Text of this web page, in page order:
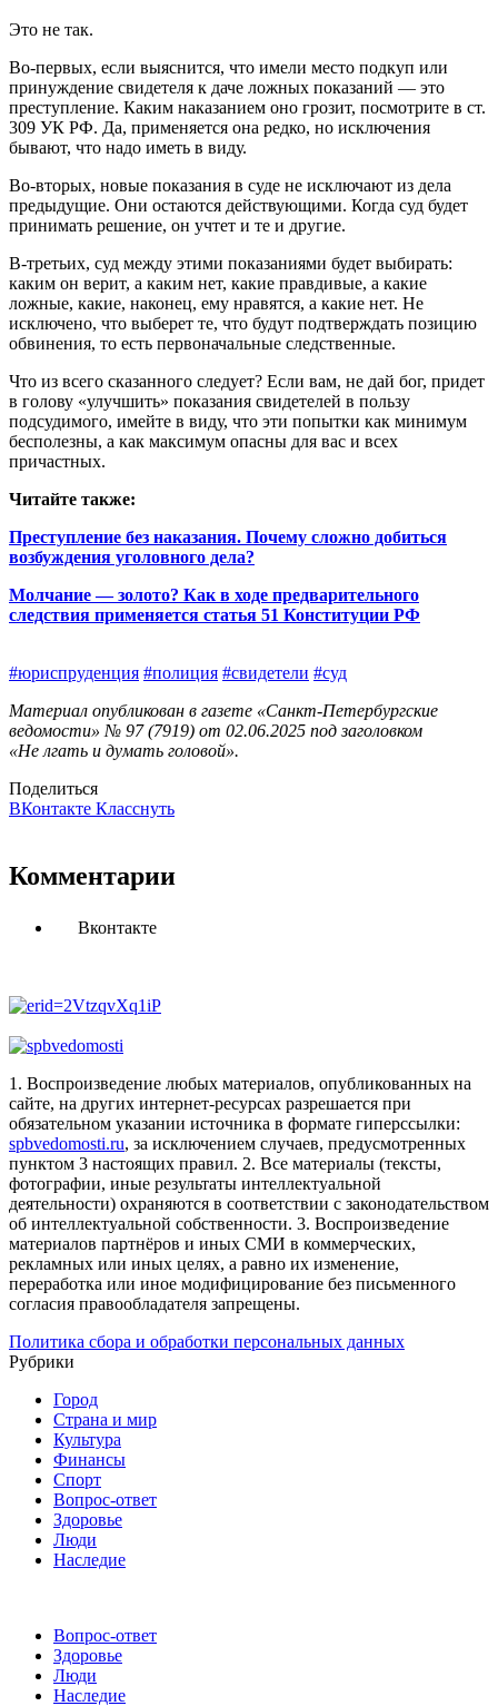
Это не так.
Во-первых, если выяснится, что имели место подкуп или
принуждение свидетеля к даче ложных показаний — это
преступление. Каким наказанием оно грозит, посмот­рите в ст.
309 УК РФ. Да, применяется она редко, но исключения
бывают, что надо иметь в виду.
Во-вторых, новые показания в суде не исключают из дела
предыдущие. Они остаются действующими. Когда суд будет
принимать решение, он учтет и те и другие.
В-третьих, суд между этими показаниями будет выбирать:
каким он верит, а каким нет, какие правдивые, а какие
ложные, какие, наконец, ему нравятся, а какие нет. Не
исключено, что выберет те, что будут под­тверждать позицию
обвинения, то есть первоначальные следственные.
Что из всего сказанного следует? Если вам, не дай бог, придет
в голову «улучшить» показания свидетелей в пользу
подсудимого, имейте в виду, что эти попытки как минимум
бесполезны, а как максимум опасны для вас и всех
причастных.
Читайте также:
Преступление без наказания. Почему сложно добиться
возбуждения уголовного дела?
Молчание — золото? Как в ходе предварительного
следствия применяется статья 51 Конституции РФ
#юриспруденция #полиция #свидетели #суд
Материал опубликован в газете «Санкт-Петербургские
ведомости» № 97 (7919) от 02.06.2025 под заголовком
«Не лгать и думать головой».
Поделиться
ВКонтакте Класснуть
Комментарии
Вконтакте
1. Воспроизведение любых материалов, опубликованных на
сайте, на других интернет-ресурсах разрешается при
обязательном указании источника в формате гиперссылки:
spbvedomosti.ru, за исключением случаев, предусмотренных
пунктом 3 настоящих правил. 2. Все материалы (тексты,
фотографии, иные результаты интеллектуальной
деятельности) охраняются в соответствии с законодательством
об интеллектуальной собственности. 3. Воспроизведение
материалов партнёров и иных СМИ в коммерческих,
рекламных или иных целях, а равно их изменение,
переработка или иное модифицирование без письменного
согласия правообладателя запрещены.
Политика сбора и обработки персональных данных
Рубрики
Город
Страна и мир
Культура
Финансы
Спорт
Вопрос-ответ
Здоровье
Люди
Наследие
Вопрос-ответ
Здоровье
Люди
Наследие